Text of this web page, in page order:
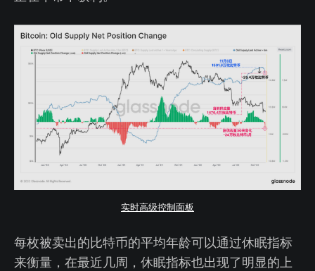
实时高级控制面板
每枚被卖出的比特币的平均年龄可以通过休眠指标
来衡量，在最近几周，休眠指标也出现了明显的上